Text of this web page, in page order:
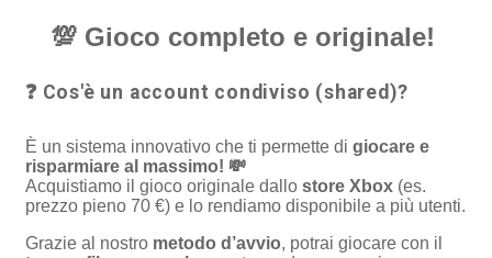
💯 Gioco completo e originale!
❓ Cos'è un account condiviso (shared)?
È un sistema innovativo che ti permette di giocare e
risparmiare al massimo! 💸
Acquistiamo il gioco originale dallo store Xbox (es.
prezzo pieno 70 €) e lo rendiamo disponibile a più utenti.
Grazie al nostro metodo d’avvio, potrai giocare con il